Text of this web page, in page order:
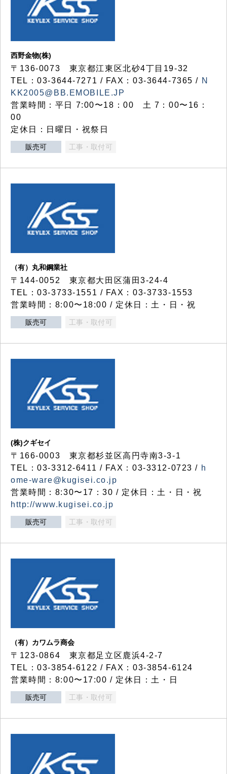
西野金物(株)
〒136-0073 東京都江東区北砂4丁目19-32
TEL：03‐3644‐7271 / FAX：03-3644-7365 / N
KK2005@BB.EMOBILE.JP
営業時間：平日 7:00〜18：00 土 7：00〜16：
00
定休日：日曜日・祝祭日
販売可 工事・取付可
（有）丸和鋼業社
〒144-0052 東京都大田区蒲田3-24-4
TEL：03-3733-1551 / FAX：03-3733-1553
営業時間：8:00〜18:00 / 定休日：土・日・祝
販売可 工事・取付可
(株)クギセイ
〒166-0003 東京都杉並区高円寺南3-3-1
TEL：03-3312-6411 / FAX：03-3312-0723 / h
ome-ware@kugisei.co.jp
営業時間：8:30〜17：30 / 定休日：土・日・祝
http://www.kugisei.co.jp
販売可 工事・取付可
（有）カワムラ商会
〒123-0864 東京都足立区鹿浜4-2-7
TEL：03-3854-6122 / FAX：03-3854-6124
営業時間：8:00〜17:00 / 定休日：土・日
販売可 工事・取付可